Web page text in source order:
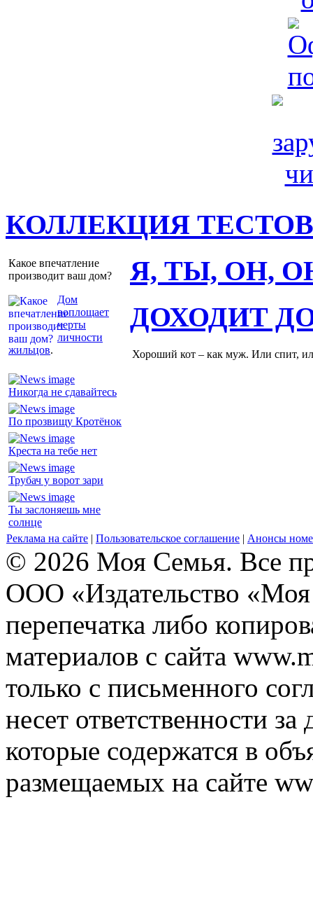
КОЛЛЕКЦИЯ ТЕСТОВ
Какое впечатление
производит ваш дом?
Дом
воплощает
черты
личности
жильцов.
Я, ТЫ, ОН,
Никогда не сдавайтесь
По прозвищу Кротёнок
Креста на тебе нет
Трубач у ворот зари
Ты заслоняешь мне
солнце
ДОХОДИТ
Хороший кот – как муж. Или спит,
Реклама на сайте | Пользовательское соглашение | Анонсы
© 2026 Моя Семья. Все
ООО «Издательство
перепечатка либо
материалов с сайта
только с письменного
несет ответственности
которые содержатся в
размещаемых на сайте